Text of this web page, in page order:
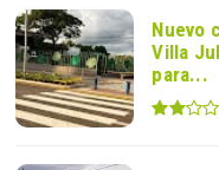
Nuevo
Villa
para...